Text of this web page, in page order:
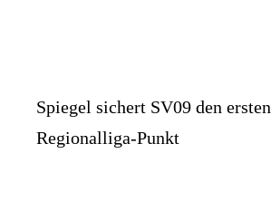
Spiegel sichert SV09 den ersten
Regionalliga-Punkt